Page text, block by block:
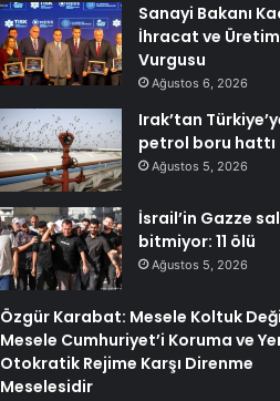
Sanayi Bakanı
İhracat ve Üretim
Vurgusu
Ağustos 6, 2026
Irak’tan
petrol boru hattı
Ağustos 5, 2026
İsrail’in Gazze
bitmiyor: 11 ölü
Ağustos 5, 2026
Özgür Karabat: Mesele Koltuk
Mesele Cumhuriyet’i Koruma ve
Otokratik Rejime Karşı Direnme
Meselesidir